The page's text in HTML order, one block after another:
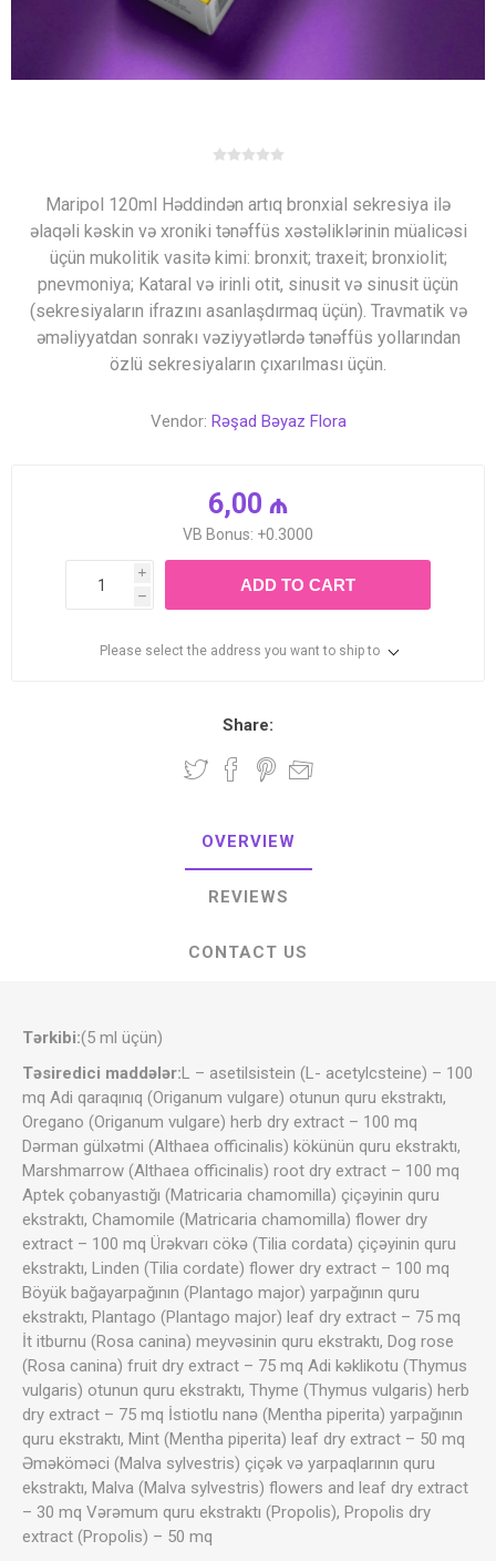
Maripol 120ml Həddindən artıq bronxial sekresiya ilə
əlaqəli kəskin və xroniki tənəffüs xəstəliklərinin müalicəsi
üçün mukolitik vasitə kimi: bronxit; traxeit; bronxiolit;
pnevmoniya; Kataral və irinli otit, sinusit və sinusit üçün
(sekresiyaların ifrazını asanlaşdırmaq üçün). Travmatik və
əməliyyatdan sonrakı vəziyyətlərdə tənəffüs yollarından
özlü sekresiyaların çıxarılması üçün.
Vendor: Rəşad Bəyaz Flora
6,00 ₼
VB Bonus: +0.3000
i
h
ADD TO CART
Please select the address you want to ship to
Share:
OVERVIEW
REVIEWS
CONTACT US
Tərkibi:(5 ml üçün)
Təsiredici maddələr:L – asetilsistein (L- acetylcsteine) – 100
mq Adi qaraqınıq (Origanum vulgare) otunun quru ekstraktı,
Oregano (Origanum vulgare) herb dry extract – 100 mq
Dərman gülxətmi (Althaea officinalis) kökünün quru ekstraktı,
Marshmarrow (Althaea officinalis) root dry extract – 100 mq
Aptek çobanyastığı (Matricaria chamomilla) çiçəyinin quru
ekstraktı, Chamomile (Matricaria chamomilla) flower dry
extract – 100 mq Ürəkvarı cökə (Tilia cordata) çiçəyinin quru
ekstraktı, Linden (Tilia cordate) flower dry extract – 100 mq
Böyük bağayarpağının (Plantago major) yarpağının quru
ekstraktı, Plantago (Plantago major) leaf dry extract – 75 mq
İt itburnu (Rosa canina) meyvəsinin quru ekstraktı, Dog rose
(Rosa canina) fruit dry extract – 75 mq Adi kəklikotu (Thymus
vulgaris) otunun quru ekstraktı, Thyme (Thymus vulgaris) herb
dry extract – 75 mq İstiotlu nanə (Mentha piperita) yarpağının
quru ekstraktı, Mint (Mentha piperita) leaf dry extract – 50 mq
Əməköməci (Malva sylvestris) çiçək və yarpaqlarının quru
ekstraktı, Malva (Malva sylvestris) flowers and leaf dry extract
– 30 mq Vərəmum quru ekstraktı (Propolis), Propolis dry
extract (Propolis) – 50 mq